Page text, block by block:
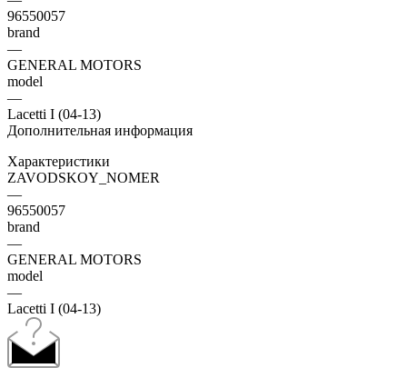
96550057
brand
—
GENERAL MOTORS
model
—
Lacetti I (04-13)
Дополнительная информация
Характеристики
ZAVODSKOY_NOMER
—
96550057
brand
—
GENERAL MOTORS
model
—
Lacetti I (04-13)